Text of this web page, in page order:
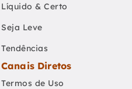
Líquido & Certo
Seja Leve
Tendências
Canais Diretos
Termos de Uso